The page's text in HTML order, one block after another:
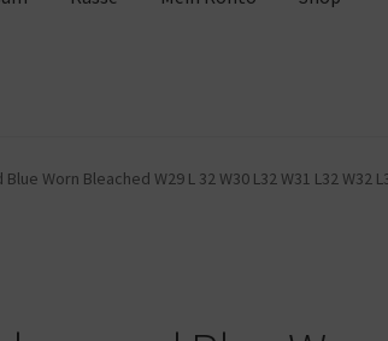
Konto Shop Warenkorb
Worn Bleached W29 L 32 W30 L32 W31 L32 W32